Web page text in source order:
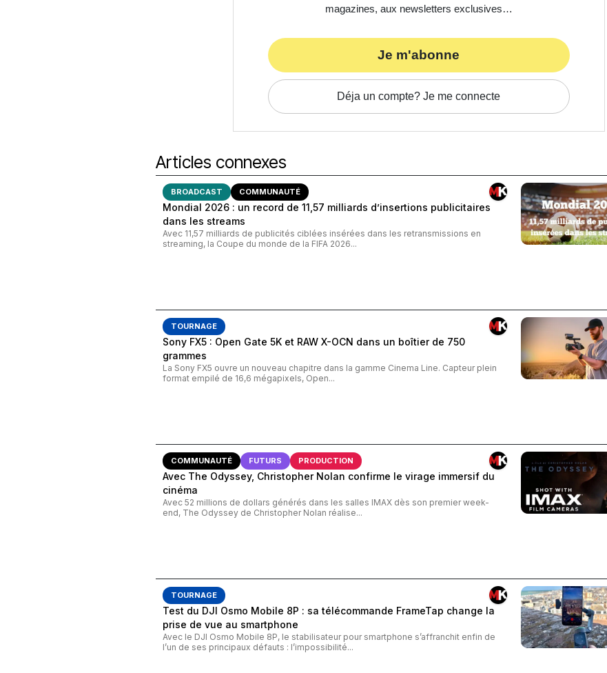
magazines, aux newsletters exclusives…
Je m'abonne
Déja un compte? Je me connecte
Articles connexes
BROADCAST COMMUNAUTÉ
Mondial 2026 : un record de 11,57 milliards d’insertions publicitaires
dans les streams
Avec 11,57 milliards de publicités ciblées insérées dans les retransmissions en
streaming, la Coupe du monde de la FIFA 2026...
TOURNAGE
Sony FX5 : Open Gate 5K et RAW X-OCN dans un boîtier de 750
grammes
La Sony FX5 ouvre un nouveau chapitre dans la gamme Cinema Line. Capteur plein
format empilé de 16,6 mégapixels, Open...
COMMUNAUTÉ FUTURS PRODUCTION
Avec The Odyssey, Christopher Nolan confirme le virage immersif du
cinéma
Avec 52 millions de dollars générés dans les salles IMAX dès son premier week-
end, The Odyssey de Christopher Nolan réalise...
TOURNAGE
Test du DJI Osmo Mobile 8P : sa télécommande FrameTap change la
prise de vue au smartphone
Avec le DJI Osmo Mobile 8P, le stabilisateur pour smartphone s’affranchit enfin de
l’un de ses principaux défauts : l’impossibilité...